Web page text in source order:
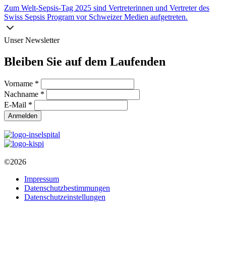
Zum Welt-Sepsis-Tag 2025 sind Vertreterinnen und Vertreter des
Swiss Sepsis Program vor Schweizer Medien aufgetreten.
Unser Newsletter
Bleiben Sie auf dem Laufenden
Vorname *
Nachname *
E-Mail *
Anmelden
©2026
Impressum
Datenschutzbestimmungen
Datenschutzeinstellungen